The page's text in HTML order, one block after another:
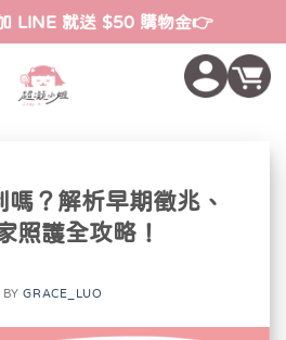
LINE 就送 $50 購物金👉
？解析早期徵兆、
照護全攻略！
BYGRACE_LUO